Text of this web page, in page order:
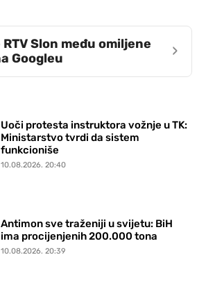
Slon među omiljene
Googleu
›
Uoči protesta instruktora vožnje u TK:
Ministarstvo tvrdi da sistem
funkcioniše
10.08.2026. 20:40
Antimon sve traženiji u svijetu: BiH
ima procijenjenih 200.000 tona
10.08.2026. 20:39